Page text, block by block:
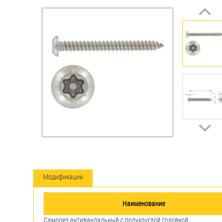
Гайки
Дюбели
Дюймовый крепёж
Заклепки (Гайки-Заклепки)
Инструмент
Крюки, кольца с шурупной
резьбой
Оснастка и аксессуары для
Модификации
Наименование
Саморез антивандальный с полукруглой головкой,